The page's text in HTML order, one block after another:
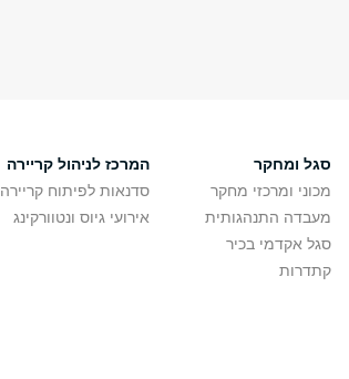
סגל ומחקר
מכוני ומרכזי מחקר
מעבדה התנהגותית
סגל אקדמי בכיר
קתדרות
המרכז לניהול קריירה
סדנאות לפיתוח קריירה
אירועי גיוס ונטוורקינג